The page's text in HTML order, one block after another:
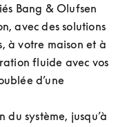
Bang & Olufsen
avec des solutions
à votre maison et à
fluide avec vos
d’une
système, jusqu’à